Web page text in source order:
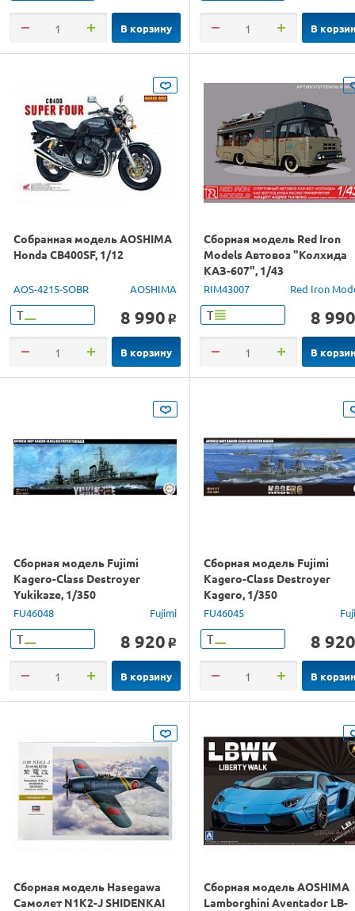
В корзину В
Собранная модель AOSHIMA
Honda CB400SF, 1/12
AOS-4215-SOBR AOSHIMA
Т 8 990 o
В корзину
Сборная модель Red Iron
Models Автовоз "Колхида
КАЗ-607", 1/43
RIM43007 Red Iron
Т 8 990
В
Сборная модель Fujimi
Kagero-Class Destroyer
Yukikaze, 1/350
FU46048 Fujimi
Т 8 920 o
В корзину
Сборная модель Fujimi
Kagero-Class Destroyer
Kagero, 1/350
FU46045
Т 8 920
В
Сборная модель Hasegawa
Самолет N1K2-J SHIDENKAI
Сборная модель AOSHIMA
Lamborghini Aventador LB-